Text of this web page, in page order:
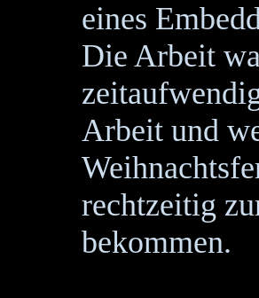
eines
Die Arbeit
Arbeit und
rechtzeitig
bekommen.